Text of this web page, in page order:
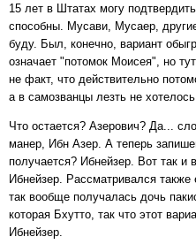
15 лет в Штатах могу
способны. Мусави, Мусаер,
буду. Был, конечно, вариант
означает "потомок Моисея", но
не факт, что действительно
а в самозванцы лезть не хотелось.
Что остается? Азерович? Да...
манер, Ибн Азер. А теперь
получается? Ибнейзер. Вот так
Ибнейзер. Рассматривался
так вообще получалась дочь
которая Бхутто, так что этот
Ибнейзер.